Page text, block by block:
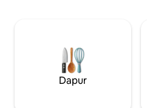
untuk maklumat lanjut.
Dapur